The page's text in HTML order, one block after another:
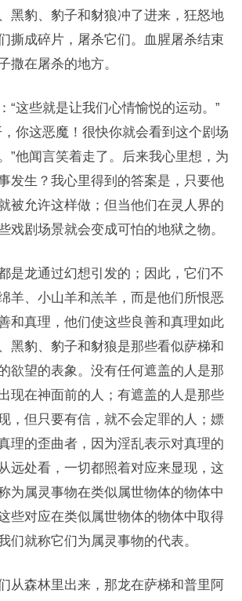
黑豹、豹子和豺狼冲了进来，狂怒地
撕成碎片，屠杀它们。血腥屠杀结束
撒在屠杀的地方。
“这些就是让我们心情愉悦的运动。”
你这恶魔！很快你就会看到这个剧场
”他闻言笑着走了。后来我心里想，为
发生？我心里得到的答案是，只要他
被允许这样做；但当他们在灵人界的
戏剧场景就会变成可怕的地狱之物。
是龙通过幻想引发的；因此，它们不
羊、小山羊和羔羊，而是他们所恨恶
和真理，他们使这些良善和真理如此
黑豹、豹子和豺狼是那些看似萨梯和
欲望的表象。没有任何遮盖的人是那
现在神面前的人；有遮盖的人是那些
，但只要有信，就不会定罪的人；嫖
理的歪曲者，因为淫乱表示对真理的
远处看，一切都照着对应来显现，这
为属灵事物在类似属世物体的物体中
些对应在类似属世物体的物体中取得
们就称它们为属灵事物的代表。
从森林里出来，那龙在萨梯和普里阿